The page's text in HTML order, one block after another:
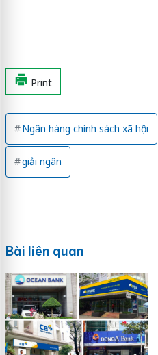
Print
Ngân hàng chính sách xã hội
giải ngân
Bài liên quan